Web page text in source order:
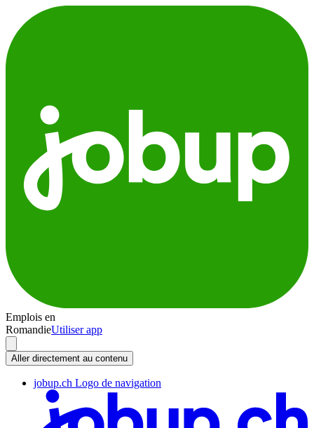
Emplois en
RomandieUtiliser app
Aller directement au contenu
jobup.ch Logo de navigation